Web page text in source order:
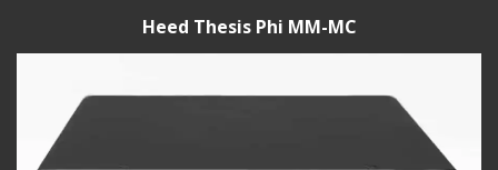
Heed Thesis Phi MM-MC